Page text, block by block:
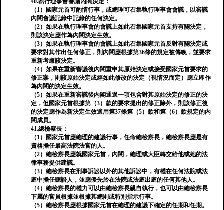
40.執行理事會審議內閣決定：
（1）國家元首可酌情行事，或總理可召集執行理事會會議，以審議
內閣會議記錄中記錄的任何決定。
（2）如果在執行理事會的會議上如此召集國家元首支持有關決定，
則該決定應作為內閣決定生效。
（3）如果在執行理事會的會議上如此召集國家元首反對有關決定或
要求對其作出任何修正，則內閣應根據第36條的規定被傳喚，並要求
重新考慮該決定。
（4）如果在重新審議後內閣重申其原始決定或接受國家元首要求的
修正案，則該原始決定或經如此修改的決定（視情況而定）應立即作
為內閣的決定生效。
（5）如果在重新審議後內閣通過一項包含對其原始決定的修正的決
定，但國家元首根據第（3）款的要求提出的修正除外，則該修正後
的決定應作為新決定生效適用第37條第（5）款和第（6）款規定的內
閣成員。
41.總檢察長：
（1）國家元首應總理的建議行事，任命總檢察長，總檢察長應是有
資格擔任最高法院法官的人。
（2）總檢察長應就國家元首，內閣，總理或大臣轉交給他或她的法
律事務提供建議。
（3）總檢察長在刑事訴訟以外的其他訴訟中，有權在任何法院或法
庭中擔任聽證人，並應優先於在法院或法庭出庭的任何其他人。
（4）總檢察長的權力可以由總檢察長親自執行，也可以由總檢察長
下屬的官員根據並根據其總則或特別指示行事。
（5）總檢察長應根據國家元首在總理的建議下確定的任期和任期。